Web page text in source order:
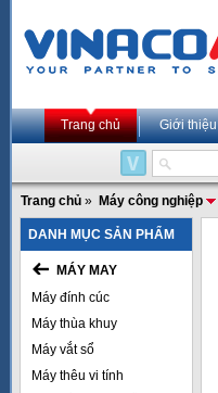
Trang chủ Giới thiệu
Trang chủ » Máy công nghiệp
DANH MỤC SẢN PHẨM
MÁY MAY
Máy đính cúc
Máy thùa khuy
Máy vắt sổ
Máy thêu vi tính